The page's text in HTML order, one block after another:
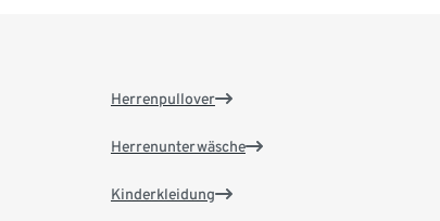
Herrenpullover
Herrenunterwäsche
Kinderkleidung